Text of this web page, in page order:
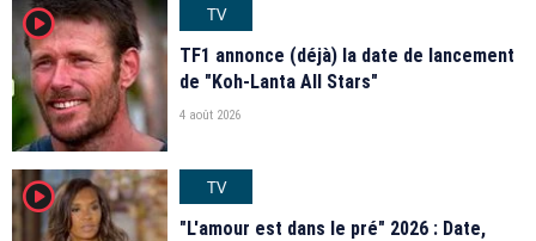
player2
TV
TF1 annonce (déjà) la date de lancement
de "Koh-Lanta All Stars"
4 août 2026
player2
TV
"L'amour est dans le pré" 2026 : Date,